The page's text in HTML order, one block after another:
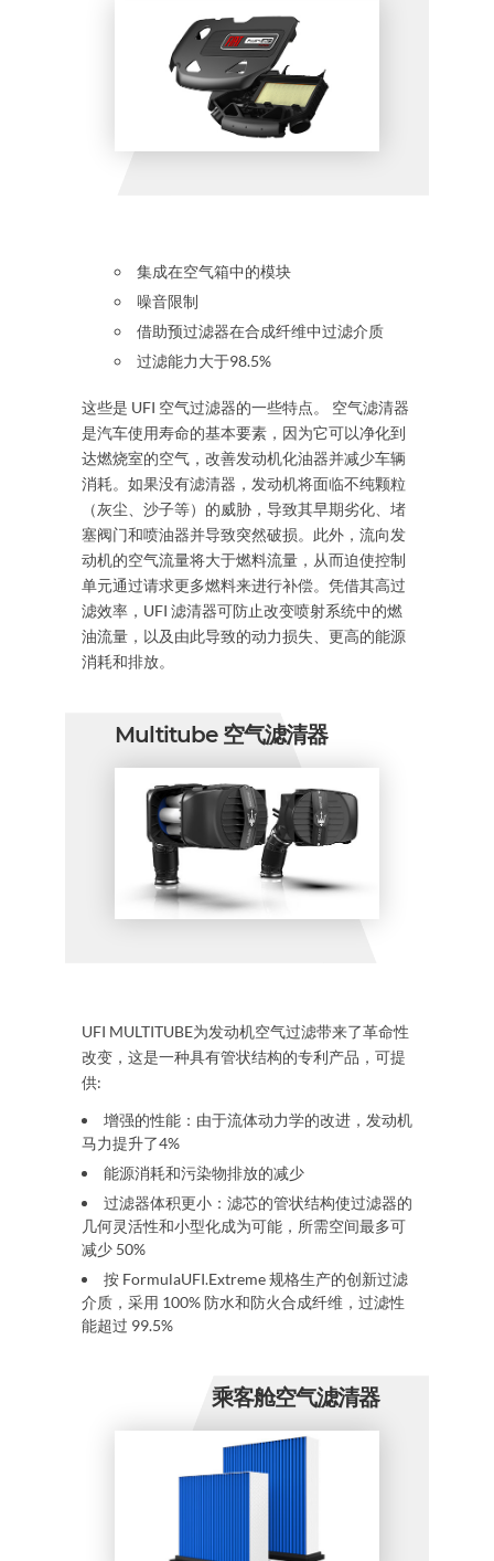
集成在空气箱中的模块
噪音限制
借助预过滤器在合成纤维中过滤介质
过滤能力大于98.5%
这些是 UFI 空气过滤器的一些特点。 空气滤清器
是汽车使用寿命的基本要素，因为它可以净化到
达燃烧室的空气，改善发动机化油器并减少车辆
消耗。如果没有滤清器，发动机将面临不纯颗粒
（灰尘、沙子等）的威胁，导致其早期劣化、堵
塞阀门和喷油器并导致突然破损。此外，流向发
动机的空气流量将大于燃料流量，从而迫使控制
单元通过请求更多燃料来进行补偿。凭借其高过
滤效率，UFI 滤清器可防止改变喷射系统中的燃
油流量，以及由此导致的动力损失、更高的能源
消耗和排放。
Multitube 空气滤清器
UFI MULTITUBE为发动机空气过滤带来了革命性
改变，这是一种具有管状结构的专利产品，可提
供:
增强的性能：由于流体动力学的改进，发动机
马力提升了4%
能源消耗和污染物排放的减少
过滤器体积更小 ：滤芯的管状结构使过滤器的
几何灵活性和小型化成为可能，所需空间最多可
减少 50%
按 FormulaUFI.Extreme规格生产的创新过滤
介质， 采用 100%防水和防火合成纤维，过滤性
能超过 99.5%
乘客舱空气滤清器